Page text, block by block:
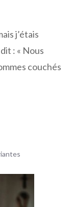
j’étais
: « Nous
couchés